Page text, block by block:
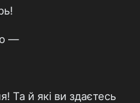
—
Та й які ви здаєтесь